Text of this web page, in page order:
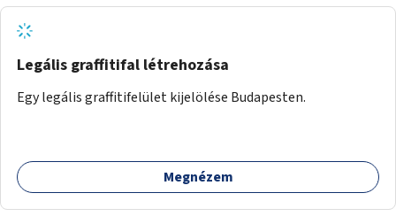
Legális graffitifal létrehozása
Egy legális graffitifelület kijelölése Budapesten.
Megnézem